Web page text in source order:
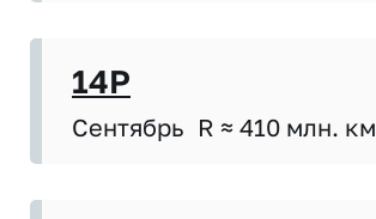
14P
Сентябрь R ≈ 410 млн. км